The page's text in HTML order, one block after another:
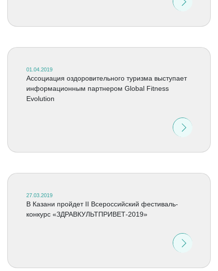
01.04.2019
Ассоциация оздоровительного туризма выступает
информационным партнером Global Fitness
Evolution
27.03.2019
В Казани пройдет II Всероссийский фестиваль-
конкурс «ЗДРАВКУЛЬТПРИВЕТ-2019»